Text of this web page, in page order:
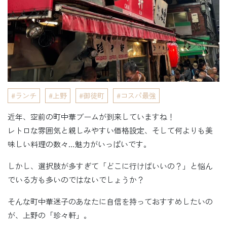
ランチ 上野 御徒町 コスパ最強
近年、空前の町中華ブームが到来していますね！
レトロな雰囲気と親しみやすい価格設定、そして何よりも美
味しい料理の数々…魅力がいっぱいです。
しかし、選択肢が多すぎて「どこに行けばいいの？」と悩ん
でいる方も多いのではないでしょうか？
そんな町中華迷子のあなたに自信を持っておすすめしたいの
が、上野の「珍々軒」。